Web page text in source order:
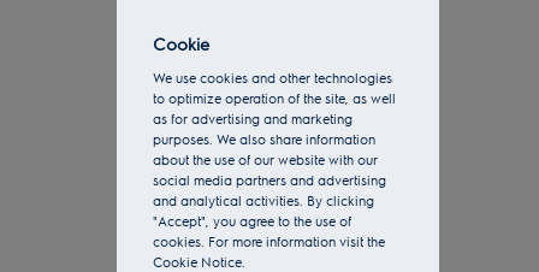
Cookie
We use cookies and other technologies
to optimize operation of the site, as well
as for advertising and marketing
purposes. We also share information
about the use of our website with our
social media partners and advertising
and analytical activities. By clicking
"Accept", you agree to the use of
cookies. For more information visit the
Cookie Notice.